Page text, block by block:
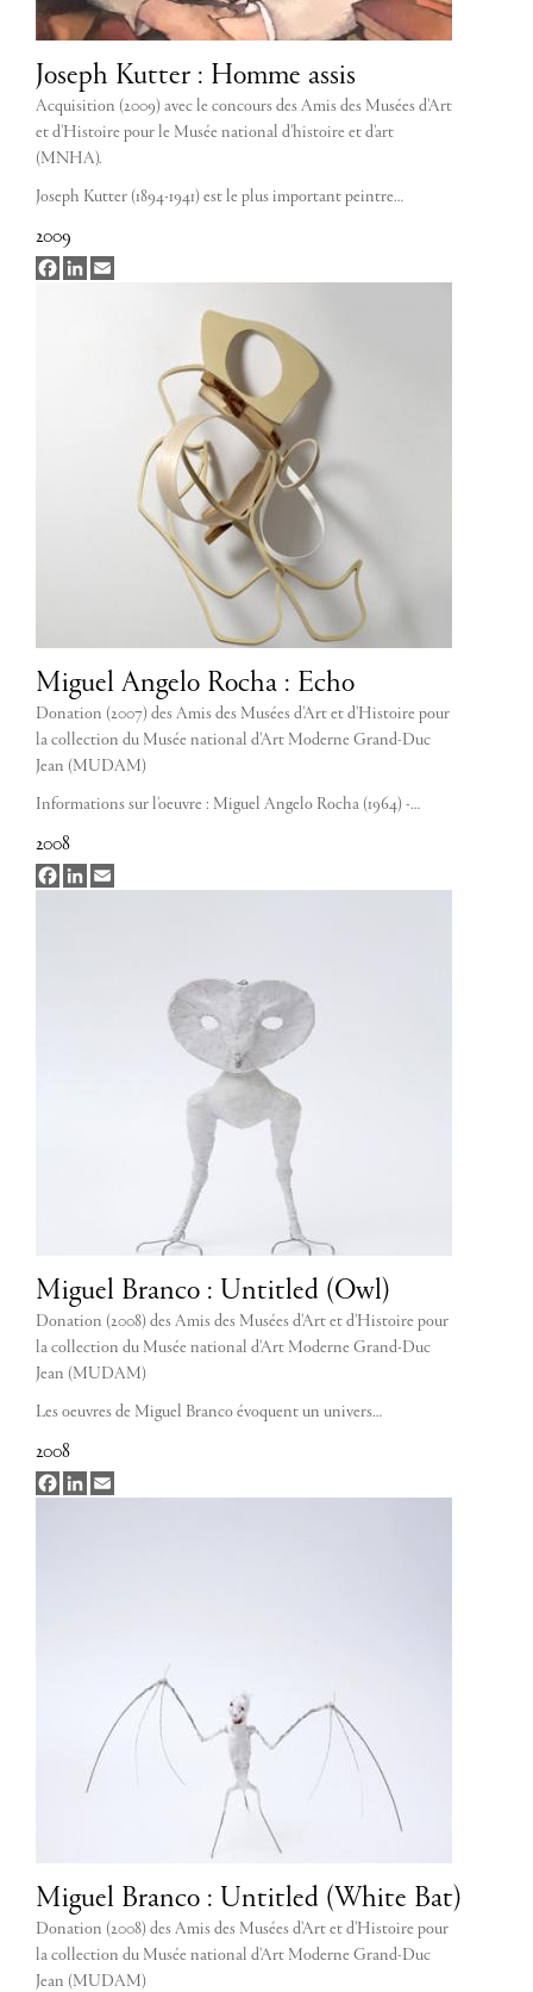
Joseph Kutter : Homme assis
Acquisition (2009) avec le concours des Amis des Musées d'Art
et d'Histoire pour le Musée national d'histoire et d'art
(MNHA).
Joseph Kutter (1894-1941) est le plus important peintre…
2009
FacebookLinkedIn
Miguel Angelo Rocha : Echo
Donation (2007) des Amis des Musées d'Art et d'Histoire pour
la collection du Musée national d'Art Moderne Grand-Duc
Jean (MUDAM)
Informations sur l'oeuvre : Miguel Angelo Rocha (1964) -…
2008
FacebookLinkedIn
Miguel Branco : Untitled (Owl)
Donation (2008) des Amis des Musées d'Art et d'Histoire pour
la collection du Musée national d'Art Moderne Grand-Duc
Jean (MUDAM)
Les oeuvres de Miguel Branco évoquent un univers…
2008
FacebookLinkedIn
Miguel Branco : Untitled (White Bat)
Donation (2008) des Amis des Musées d'Art et d'Histoire pour
la collection du Musée national d'Art Moderne Grand-Duc
Jean (MUDAM)